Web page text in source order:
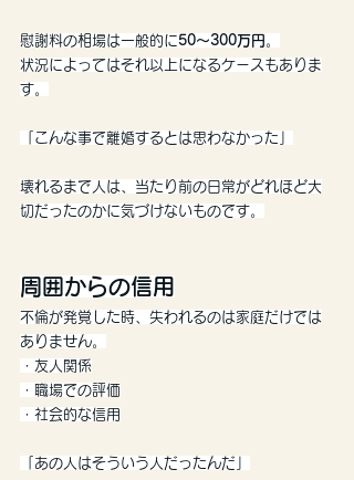
慰謝料の相場は一般的に50〜300万円。
状況によってはそれ以上になるケースもありま
す。
「こんな事で離婚するとは思わなかった」
壊れるまで人は、当たり前の日常がどれほど大
切だったのかに気づけないものです。
周囲からの信用
不倫が発覚した時、失われるのは家庭だけでは
ありません。
・友人関係
・職場での評価
・社会的な信用
「あの人はそういう人だったんだ」